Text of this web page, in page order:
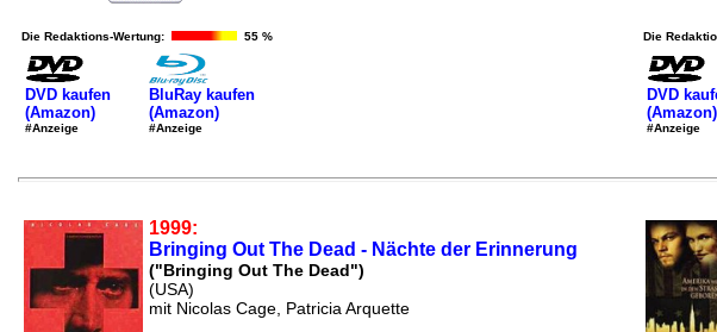
Die Redaktions-Wertung: 55 %
DVD kaufen
(Amazon)
#Anzeige
BluRay kaufen
(Amazon)
#Anzeige
Die
DVD
(Amazon)
#Anzeige
1999:
Bringing Out The Dead - Nächte der Erinnerung
("Bringing Out The Dead")
(USA)
mit Nicolas Cage, Patricia Arquette